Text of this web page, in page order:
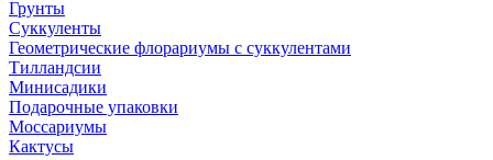
Грунты
Суккуленты
Геометрические флорариумы с суккулентами
Тилландсии
Минисадики
Подарочные упаковки
Моссариумы
Кактусы